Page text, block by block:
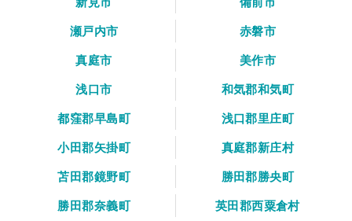
瀬戸内市
赤磐市
真庭市
美作市
浅口市
和気郡和気町
都窪郡早島町
浅口郡里庄町
小田郡矢掛町
真庭郡新庄村
苫田郡鏡野町
勝田郡勝央町
勝田郡奈義町
英田郡西粟倉村